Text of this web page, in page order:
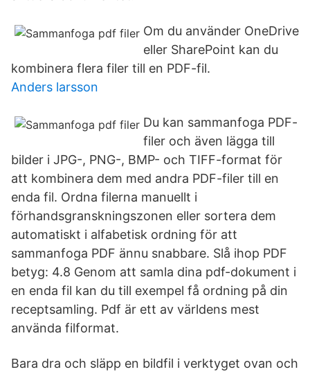
Om du använder OneDrive
eller SharePoint kan du
kombinera flera filer till en PDF-fil.
Anders larsson
Du kan sammanfoga PDF-
filer och även lägga till
bilder i JPG-, PNG-, BMP- och TIFF-format för
att kombinera dem med andra PDF-filer till en
enda fil. Ordna filerna manuellt i
förhandsgranskningszonen eller sortera dem
automatiskt i alfabetisk ordning för att
sammanfoga PDF ännu snabbare. Slå ihop PDF
betyg: 4.8 Genom att samla dina pdf-dokument i
en enda fil kan du till exempel få ordning på din
receptsamling. Pdf är ett av världens mest
använda filformat.
Bara dra och släpp en bildfil i verktyget ovan och